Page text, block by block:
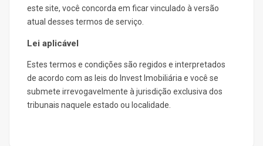
este site, você concorda em ficar vinculado à versão
atual desses termos de serviço.
Lei aplicável
Estes termos e condições são regidos e interpretados
de acordo com as leis do Invest Imobiliária e você se
submete irrevogavelmente à jurisdição exclusiva dos
tribunais naquele estado ou localidade.